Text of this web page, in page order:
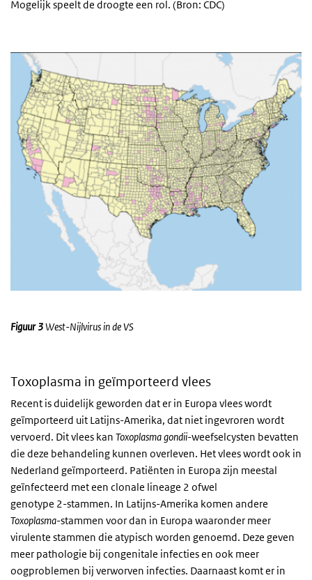
Mogelijk speelt de droogte een rol. (Bron: CDC)
Figuur 3West-Nijlvirus in de VS
Toxoplasma in geïmporteerd vlees
Recent is duidelijk geworden dat er in Europa vlees wordt
geïmporteerd uit Latijns-Amerika, dat niet ingevroren wordt
vervoerd. Dit vlees kan Toxoplasma gondii-weefselcysten bevatten
die deze behandeling kunnen overleven. Het vlees wordt ook in
Nederland geïmporteerd. Patiënten in Europa zijn meestal
geïnfecteerd met een clonale lineage 2 ofwel
genotype 2-stammen. In Latijns-Amerika komen andere
Toxoplasma-stammen voor dan in Europa waaronder meer
virulente stammen die atypisch worden genoemd. Deze geven
meer pathologie bij congenitale infecties en ook meer
oogproblemen bij verworven infecties. Daarnaast komt er in